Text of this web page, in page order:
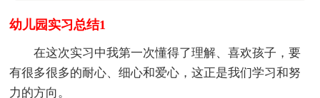
幼儿园实习总结1
在这次实习中我第一次懂得了理解、喜欢孩子，要
有很多很多的耐心、细心和爱心，这正是我们学习和努
力的方向。